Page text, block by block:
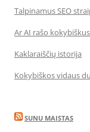
Talpinamus SEO
Ar AI rašo
Kaklaraiščių istorija
Kokybiškos vidaus
SUNU MAISTAS